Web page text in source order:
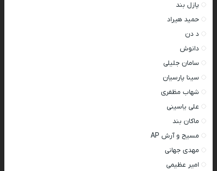
پازل بند
حمید هیراد
د دن
دانوش
سامان جلیلی
سینا پارسیان
شهاب مظفری
علی یاسینی
ماکان بند
مسیح و آرش AP
مهدی جهانی
امیر عظیمی